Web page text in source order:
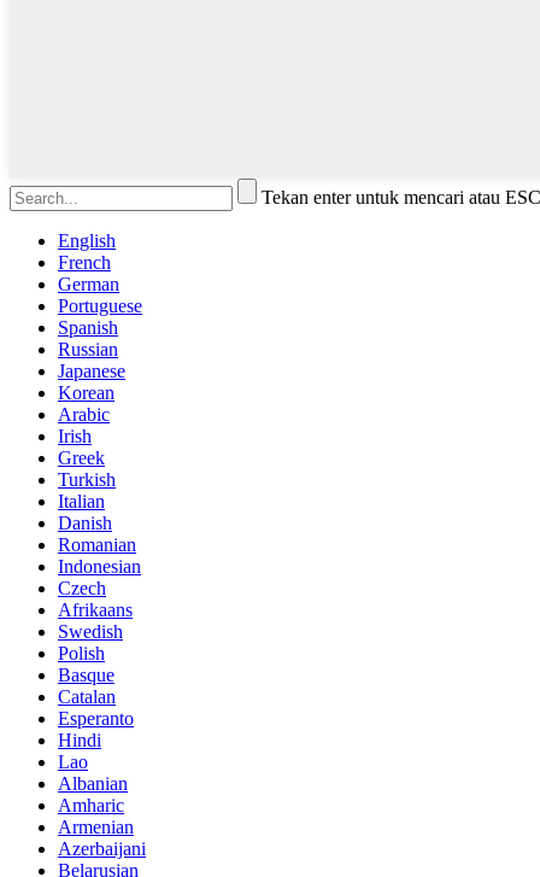
Tekan enter untuk mencari atau
English
French
German
Portuguese
Spanish
Russian
Japanese
Korean
Arabic
Irish
Greek
Turkish
Italian
Danish
Romanian
Indonesian
Czech
Afrikaans
Swedish
Polish
Basque
Catalan
Esperanto
Hindi
Lao
Albanian
Amharic
Armenian
Azerbaijani
Belarusian